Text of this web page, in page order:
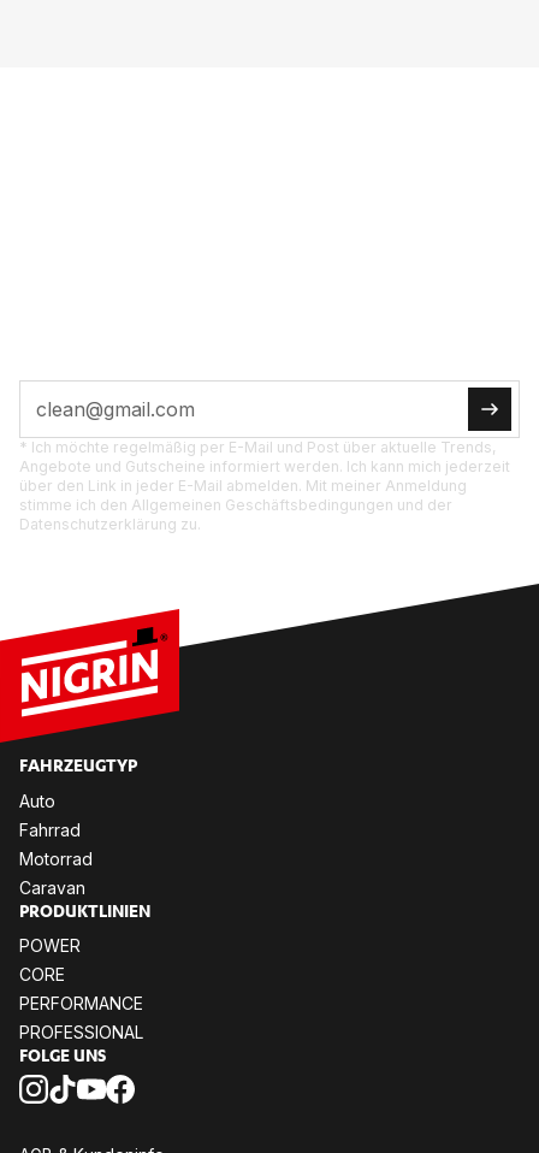
* Ich möchte regelmäßig per E-Mail und Post über aktuelle Trends,
Angebote und Gutscheine informiert werden. Ich kann mich jederzeit
über den Link in jeder E-Mail abmelden. Mit meiner Anmeldung
stimme ich den Allgemeinen Geschäftsbedingungen und der
Datenschutzerklärung zu.
FAHR­ZEUG­TYP
Auto
Fahr­rad
Mo­tor­rad
Ca­ra­van
PRO­DUKT­LI­NI­EN
POW­ER
CORE
PER­FOR­MANCE
PRO­FES­SIO­NAL
FOL­GE UNS